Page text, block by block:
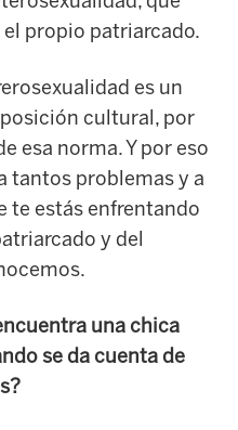
propio patriarcado.
es un
cultural, por
esa norma. Y por eso
tantos problemas y a
te estás enfrentando
y del
una chica
se da cuenta de